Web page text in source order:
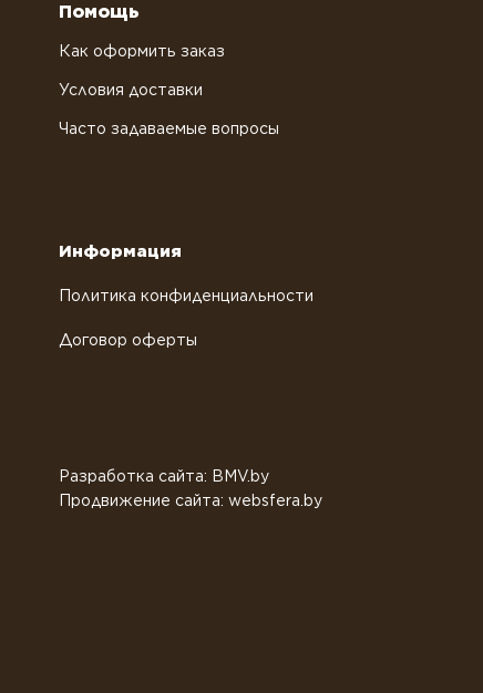
Помощь
Как оформить заказ
Условия доставки
Часто задаваемые вопросы
Информация
Политика конфиденциальности
Договор оферты
Разработка сайта: BMV.by
Продвижение сайта: websfera.by